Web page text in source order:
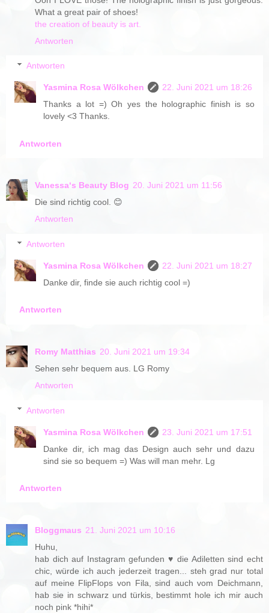
What a great pair of shoes!
the creation of beauty is art.
Antworten
Antworten
Yasmina Rosa Wölkchen
22. Juni 2021 um 18:26
Thanks a lot =) Oh yes the holographic finish is so
lovely <3 Thanks.
Antworten
Vanessa‘s Beauty Blog 20. Juni 2021 um 11:56
Die sind richtig cool. 😊
Antworten
Antworten
Yasmina Rosa Wölkchen
22. Juni 2021 um 18:27
Danke dir, finde sie auch richtig cool =)
Antworten
Romy Matthias 20. Juni 2021 um 19:34
Sehen sehr bequem aus. LG Romy
Antworten
Antworten
Yasmina Rosa Wölkchen
23. Juni 2021 um 17:51
Danke dir, ich mag das Design auch sehr und dazu
sind sie so bequem =) Was will man mehr. Lg
Antworten
Bloggmaus 21. Juni 2021 um 10:16
Huhu,
hab dich auf Instagram gefunden ♥ die Adiletten sind echt
chic, würde ich auch jederzeit tragen... steh grad nur total
auf meine FlipFlops von Fila, sind auch vom Deichmann,
hab sie in schwarz und türkis, bestimmt hole ich mir auch
noch pink *hihi*